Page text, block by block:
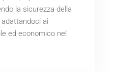
la sicurezza della
ai
ed economico nel